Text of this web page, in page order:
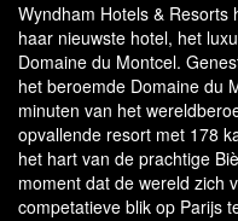
Wyndham Hotels &
haar nieuwste hotel, het
Domaine du Montcel.
het beroemde Domaine du
minuten van het
opvallende resort met 178
het hart van de prachtige
moment dat de wereld zich
competatieve blik op Parijs